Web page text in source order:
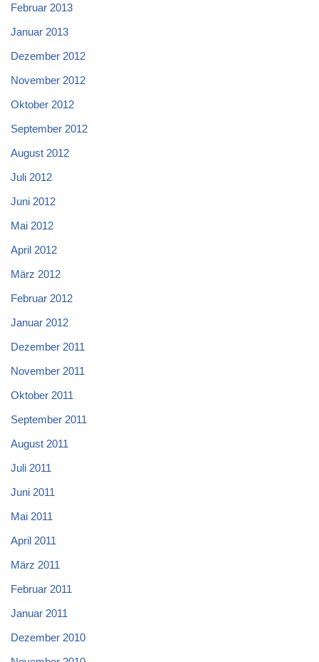
Februar 2013
Januar 2013
Dezember 2012
November 2012
Oktober 2012
September 2012
August 2012
Juli 2012
Juni 2012
Mai 2012
April 2012
März 2012
Februar 2012
Januar 2012
Dezember 2011
November 2011
Oktober 2011
September 2011
August 2011
Juli 2011
Juni 2011
Mai 2011
April 2011
März 2011
Februar 2011
Januar 2011
Dezember 2010